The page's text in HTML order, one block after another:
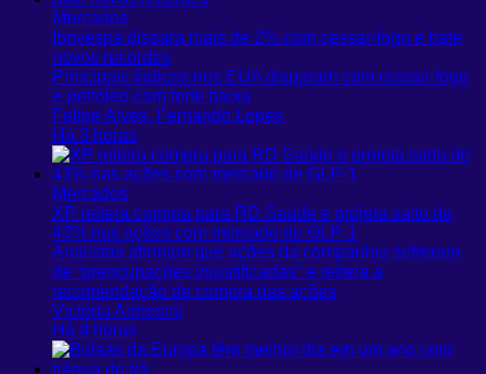
Mercados
Ibovespa dispara mais de 2% com cessar-fogo e bate
novos recordes
Principais índices nos EUA disparam com cessar-fogo
e petróleo com forte baixa
Felipe Alves, Fernando Lopes
Há 3 horas
Mercados
XP reitera compra para RD Saúde e projeta salto de
43% nas ações com mercado de GLP-1
Analistas afirmam que ações da companhia sofreram
de “preocupações injustificadas” e reitera a
recomendação de compra das ações
Victória Anhesini
Há 4 horas